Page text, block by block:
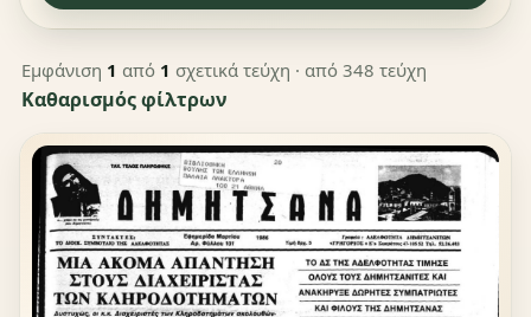
Εμφάνιση 1 από 1 σχετικά τεύχη · από 348 τεύχη
Καθαρισμός φίλτρων